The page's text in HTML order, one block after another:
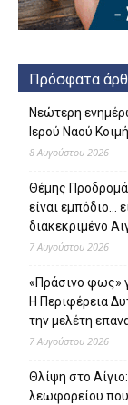
Πρόσφατα
Νεώτερη
Ιερού Ναού
8 Αυγούστου 2026
Θέμης
είναι εμπόδιο…
διακεκριμένο
7 Αυγούστου 2026
«Πράσινο φως»
Η Περιφέρεια
την μελέτη
7 Αυγούστου 2026
Θλίψη στο
λεωφορείου που